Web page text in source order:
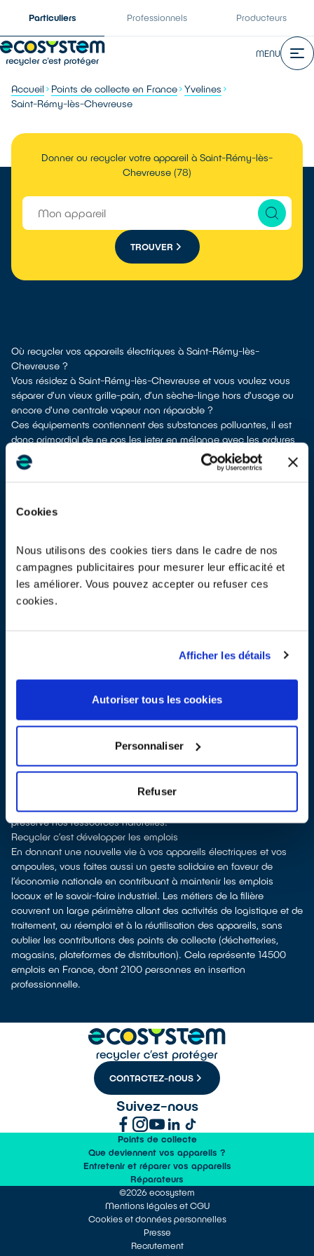
Cookies
Nous utilisons des cookies tiers dans le cadre de nos
campagnes publicitaires pour mesurer leur efficacité et
les améliorer. Vous pouvez accepter ou refuser ces
cookies.
Afficher les détails
Autoriser tous les cookies
Personnaliser
Refuser
Particuliers Professionnels Producteurs
MENU
Accueil Points de collecte en France Yvelines
Saint-Rémy-lès-Chevreuse
Donner ou recycler votre appareil à Saint-Rémy-lès-
Chevreuse (78)
TROUVER
Où recycler vos appareils électriques à Saint-Rémy-lès-
Chevreuse ?
Vous résidez à Saint-Rémy-lès-Chevreuse et vous voulez vous
séparer d'un vieux grille-pain, d’un sèche-linge hors d'usage ou
encore d'une centrale vapeur non réparable ?
Ces équipements contiennent des substances polluantes, il est
donc primordial de ne pas les jeter en mélange avec les ordures
ménagères Leur dépollution et leur recyclage serait alors
impossible.
Différentes possibilités s'offrent à vous :
dépôt en déchetterie
reprise à la livraisonsi vous vous faites livrer un équipement
équivalent neuf
dépôt en magasin
appareils collectés afin que nous procédions à leur dépollution et
ressources naturelles
La fabrication d’équipements électriques neufs est génératrice de
donner son appareil permet d’éviter la fabrication de produits
neufs et de soutenir l'économie sociale et solidaire
le recyclage permet d'éviter l'extraction de matières premières
brutes, leur transformation et leur transport, en utilisant à la place
des matières recyclées, ce qui génère moins de pollution et
préserve nos ressources naturelles.
Recycler c’est développer les emplois
En donnant une nouvelle vie à vos appareils électriques et vos
ampoules, vous faites aussi un geste solidaire en faveur de
l’économie nationale en contribuant à maintenir les emplois
locaux et le savoir-faire industriel. Les métiers de la filière
couvrent un large périmètre allant des activités de logistique et de
traitement, au réemploi et à la réutilisation des appareils, sans
oublier les contributions des points de collecte (déchetteries,
magasins, plateformes de distribution). Cela représente 14500
emplois en France, dont 2100 personnes en insertion
professionnelle.
CONTACTEZ-NOUS
Suivez-nous
Points de collecte
Que deviennent vos appareils ?
Entretenir et réparer vos appareils
Réparateurs
©2026 ecosystem
Mentions légales et CGU
Cookies et données personnelles
Presse
Recrutement